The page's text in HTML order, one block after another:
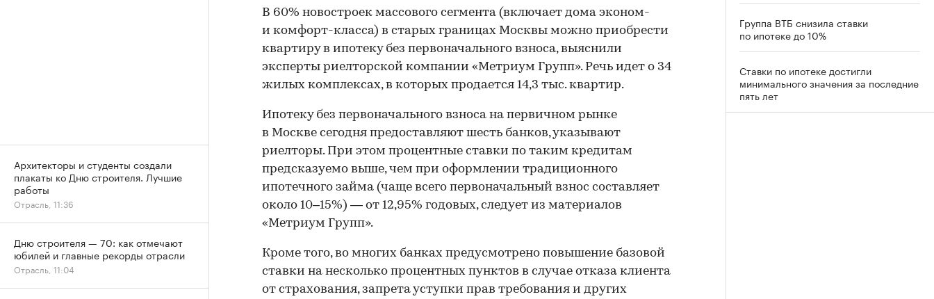
​В 60% новостроек массового сегмента (включает дома эконом-
и комфорт-класса) в старых границах Москвы можно приобрести
квартиру в ипотеку без первоначального взноса, выяснили
эксперты риелторской компании «Метриум Групп». Речь идет о 34
жилых комплексах, в которых продается 14,3 тыс. квартир.
Ипотеку без первоначального взноса на первичном рынке
в Москве сегодня предоставляют шесть банков, указывают
риелторы. При этом процентные ставки по таким кредитам
предсказуемо выше, чем при оформлении традиционного
ипотечного займа (чаще всего первоначальный взнос составляет
около 10–15%) — от 12,95% годовых, следует из материалов
«Метриум Групп».
Кроме того, во многих банках предусмотрено повышение базовой
ставки на несколько процентных пунктов в случае отказа клиента
от страхования, запрета уступки прав требования и других
Группа ВТБ снизила ставки
по ипотеке до 10%
Ставки по ипотеке достигли
минимального значения за последние
пять лет
Архитекторы и студенты создали
плакаты ко Дню строителя. Лучшие
работы
Отрасль, 11:36
Дню строителя — 70: как отмечают
юбилей и главные рекорды отрасли
Отрасль, 11:04